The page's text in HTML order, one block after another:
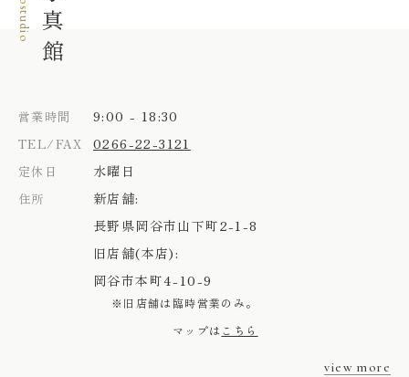
営業時間 9:00 - 18:30
TEL/FAX 0266-22-3121
定休日 水曜日
住所
新店舗:
長野県岡谷市山下町2-1-8
旧店舗(本店):
岡谷市本町4-10-9
※旧店舗は臨時営業のみ。
マップは こちら
view more